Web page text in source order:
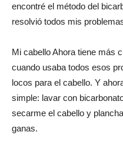
encontré el método del
resolvió todos mis
Mi cabello Ahora tiene más
cuando usaba todos esos
locos para el cabello. Y
simple: lavar con
secarme el cabello y
ganas.